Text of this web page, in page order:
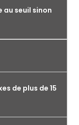
au seuil sinon
de plus de 15